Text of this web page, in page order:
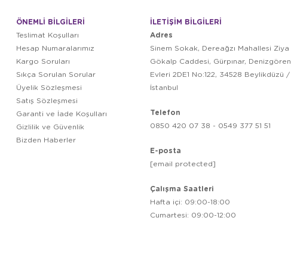
ÖNEMLİ BİLGİLERİ
Teslimat Koşulları
Hesap Numaralarımız
Kargo Soruları
Sıkça Sorulan Sorular
Üyelik Sözleşmesi
Satış Sözleşmesi
Garanti ve İade Koşulları
Gizlilik ve Güvenlik
Bizden Haberler
İLETİŞİM BİLGİLERİ
Adres
Sinem Sokak, Dereağzı Mahallesi Ziya
Gökalp Caddesi, Gürpınar, Denizgören
Evleri 2DE1 No:122, 34528 Beylikdüzü /
İstanbul
Telefon
0850 420 07 38 - 0549 377 51 51
E-posta
[email protected]
Çalışma Saatleri
Hafta içi: 09:00-18:00
Cumartesi: 09:00-12:00